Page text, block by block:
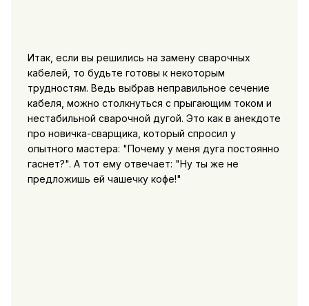
Итак, если вы решились на замену сварочных
кабелей, то будьте готовы к некоторым
трудностям. Ведь выбрав неправильное сечение
кабеля, можно столкнуться с прыгающим током и
нестабильной сварочной дугой. Это как в анекдоте
про новичка-сварщика, который спросил у
опытного мастера: "Почему у меня дуга постоянно
гаснет?". А тот ему отвечает: "Ну ты же не
предложишь ей чашечку кофе!"